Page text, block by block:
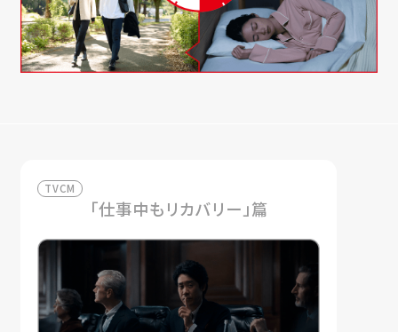
TVCM
「仕事中もリカバリー」篇